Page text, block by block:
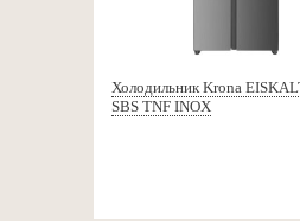
Холодильник Krona
SBS TNF INOX